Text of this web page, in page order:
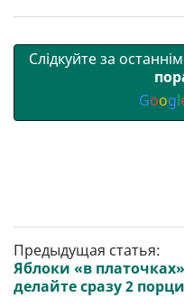
Слідкуйте за
Googl
Предыдущая статья:
Яблоки «в
делайте сразу 2